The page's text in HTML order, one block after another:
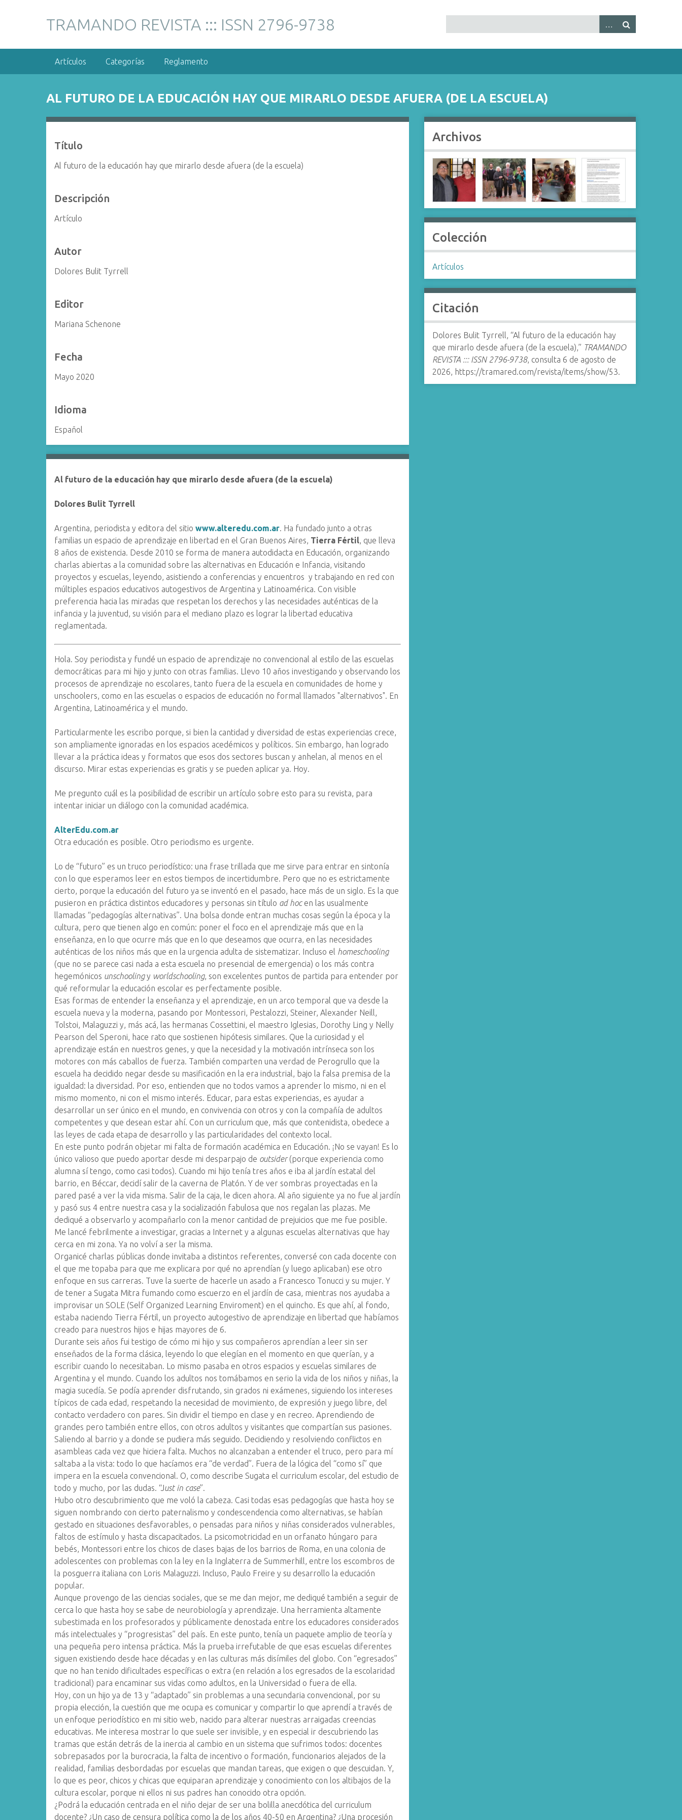
TRAMANDO REVISTA ::: ISSN 2796-9738
Artículos Categorías Reglamento
AL FUTURO DE LA EDUCACIÓN HAY QUE MIRARLO DESDE AFUERA (DE LA ESCUELA)
Título
Al futuro de la educación hay que mirarlo desde afuera (de la escuela)
Descripción
Artículo
Autor
Dolores Bulit Tyrrell
Editor
Mariana Schenone
Fecha
Mayo 2020
Idioma
Español
Al futuro de la educación hay que mirarlo desde afuera (de la escuela)
Dolores Bulit Tyrrell
Argentina, periodista y editora del sitiowww.alteredu.com.ar. Ha fundado junto a otras
familias un espacio de aprendizaje en libertad en el Gran Buenos Aires, Tierra Fértil, que lleva
8 años de existencia. Desde 2010 se forma de manera autodidacta en Educación, organizando
charlas abiertas a la comunidad sobre las alternativas en Educación e Infancia, visitando
proyectos y escuelas, leyendo, asistiendo a conferencias y encuentros y trabajando en red con
múltiples espacios educativos autogestivos de Argentina y Latinoamérica. Con visible
preferencia hacia las miradas que respetan los derechos y las necesidades auténticas de la
infancia y la juventud, su visión para el mediano plazo es lograr la libertad educativa
reglamentada.
Hola. Soy periodista y fundé un espacio de aprendizaje no convencional al estilo de las escuelas
democráticas para mi hijo y junto con otras familias. Llevo 10 años investigando y observando los
procesos de aprendizaje no escolares, tanto fuera de la escuela en comunidades de home y
unschoolers, como en las escuelas o espacios de educación no formal llamados "alternativos". En
Argentina, Latinoamérica y el mundo.
Particularmente les escribo porque, si bien la cantidad y diversidad de estas experiencias crece,
son ampliamente ignoradas en los espacios acedémicos y políticos. Sin embargo, han logrado
llevar a la práctica ideas y formatos que esos dos sectores buscan y anhelan, al menos en el
discurso. Mirar estas experiencias es gratis y se pueden aplicar ya. Hoy.
Me pregunto cuál es la posibilidad de escribir un artículo sobre esto para su revista, para
intentar iniciar un diálogo con la comunidad académica.
AlterEdu.com.ar
Otra educación es posible. Otro periodismo es urgente.
Lo de “futuro” es un truco periodístico: una frase trillada que me sirve para entrar en sintonía
con lo que esperamos leer en estos tiempos de incertidumbre. Pero que no es estrictamente
cierto, porque la educación del futuro ya se inventó en el pasado, hace más de un siglo. Es la que
pusieron en práctica distintos educadores y personas sin título ad hocen las usualmente
llamadas “pedagogías alternativas”. Una bolsa donde entran muchas cosas según la época y la
cultura, pero que tienen algo en común: poner el foco en el aprendizaje más que en la
enseñanza, en lo que ocurre más que en lo que deseamos que ocurra, en las necesidades
auténticas de los niños más que en la urgencia adulta de sistematizar. Incluso el homeschooling
(que no se parece casi nada a esta escuela no presencial de emergencia) o los más contra
hegemónicos unschoolingy worldschooling, son excelentes puntos de partida para entender por
qué reformular la educación escolar es perfectamente posible.
Esas formas de entender la enseñanza y el aprendizaje, en un arco temporal que va desde la
escuela nueva y la moderna, pasando por Montessori, Pestalozzi, Steiner, Alexander Neill,
Tolstoi, Malaguzzi y, más acá, las hermanas Cossettini, el maestro Iglesias, Dorothy Ling y Nelly
Pearson del Speroni, hace rato que sostienen hipótesis similares. Que la curiosidad y el
aprendizaje están en nuestros genes, y que la necesidad y la motivación intrínseca son los
motores con más caballos de fuerza. También comparten una verdad de Perogrullo que la
escuela ha decidido negar desde su masificación en la era industrial, bajo la falsa premisa de la
igualdad: la diversidad. Por eso, entienden que no todos vamos a aprender lo mismo, ni en el
mismo momento, ni con el mismo interés. Educar, para estas experiencias, es ayudar a
desarrollar un ser único en el mundo, en convivencia con otros y con la compañía de adultos
competentes y que desean estar ahí. Con un curriculum que, más que contenidista, obedece a
las leyes de cada etapa de desarrollo y las particularidades del contexto local.
En este punto podrán objetar mi falta de formación académica en Educación. ¡No se vayan! Es lo
único valioso que puedo aportar desde mi desparpajo de outsider(porque experiencia como
alumna sí tengo, como casi todos). Cuando mi hijo tenía tres años e iba al jardín estatal del
barrio, en Béccar, decidí salir de la caverna de Platón. Y de ver sombras proyectadas en la
pared pasé a ver la vida misma. Salir de la caja, le dicen ahora. Al año siguiente ya no fue al jardín
y pasó sus 4 entre nuestra casa y la socialización fabulosa que nos regalan las plazas. Me
dediqué a observarlo y acompañarlo con la menor cantidad de prejuicios que me fue posible.
Me lancé febrilmente a investigar, gracias a Internet y a algunas escuelas alternativas que hay
cerca en mi zona. Ya no volví a ser la misma.
Organicé charlas públicas donde invitaba a distintos referentes, conversé con cada docente con
el que me topaba para que me explicara por qué no aprendían (y luego aplicaban) ese otro
enfoque en sus carreras. Tuve la suerte de hacerle un asado a Francesco Tonucci y su mujer. Y
de tener a Sugata Mitra fumando como escuerzo en el jardín de casa, mientras nos ayudaba a
improvisar un SOLE (Self Organized Learning Enviroment) en el quincho. Es que ahí, al fondo,
estaba naciendo Tierra Fértil, un proyecto autogestivo de aprendizaje en libertad que habíamos
creado para nuestros hijos e hijas mayores de 6.
Durante seis años fui testigo de cómo mi hijo y sus compañeros aprendían a leer sin ser
enseñados de la forma clásica, leyendo lo que elegían en el momento en que querían, y a
escribir cuando lo necesitaban. Lo mismo pasaba en otros espacios y escuelas similares de
Argentina y el mundo. Cuando los adultos nos tomábamos en serio la vida de los niños y niñas, la
magia sucedía. Se podía aprender disfrutando, sin grados ni exámenes, siguiendo los intereses
típicos de cada edad, respetando la necesidad de movimiento, de expresión y juego libre, del
contacto verdadero con pares. Sin dividir el tiempo en clase y en recreo. Aprendiendo de
grandes pero también entre ellos, con otros adultos y visitantes que compartían sus pasiones.
Saliendo al barrio y a donde se pudiera más seguido. Decidiendo y resolviendo conflictos en
asambleas cada vez que hiciera falta. Muchos no alcanzaban a entender el truco, pero para mí
saltaba a la vista: todo lo que hacíamos era “de verdad”. Fuera de la lógica del “como sí” que
impera en la escuela convencional. O, como describe Sugata el curriculum escolar, del estudio de
todo y mucho, por las dudas. “Just in case”.
Hubo otro descubrimiento que me voló la cabeza. Casi todas esas pedagogías que hasta hoy se
siguen nombrando con cierto paternalismo y condescendencia como alternativas, se habían
gestado en situaciones desfavorables, o pensadas para niños y niñas considerados vulnerables,
faltos de estímulo y hasta discapacitados. La psicomotricidad en un orfanato húngaro para
bebés, Montessori entre los chicos de clases bajas de los barrios de Roma, en una colonia de
adolescentes con problemas con la ley en la Inglaterra de Summerhill, entre los escombros de
la posguerra italiana con Loris Malaguzzi. Incluso, Paulo Freire y su desarrollo la educación
popular.
Aunque provengo de las ciencias sociales, que se me dan mejor, me dediqué también a seguir de
cerca lo que hasta hoy se sabe de neurobiología y aprendizaje. Una herramienta altamente
subestimada en los profesorados y públicamente denostada entre los educadores considerados
más intelectuales y “progresistas” del país. En este punto, tenía un paquete amplio de teoría y
una pequeña pero intensa práctica. Más la prueba irrefutable de que esas escuelas diferentes
siguen existiendo desde hace décadas y en las culturas más disímiles del globo. Con “egresados”
que no han tenido dificultades específicas o extra (en relación a los egresados de la escolaridad
tradicional) para encaminar sus vidas como adultos, en la Universidad o fuera de ella.
Hoy, con un hijo ya de 13 y “adaptado” sin problemas a una secundaria convencional, por su
propia elección, la cuestión que me ocupa es comunicar y compartir lo que aprendí a través de
un enfoque periodístico en mi sitio web, nacido para alterar nuestras arraigadas creencias
educativas. Me interesa mostrar lo que suele ser invisible, y en especial ir descubriendo las
tramas que están detrás de la inercia al cambio en un sistema que sufrimos todos: docentes
sobrepasados por la burocracia, la falta de incentivo o formación, funcionarios alejados de la
realidad, familias desbordadas por escuelas que mandan tareas, que exigen o que descuidan. Y,
lo que es peor, chicos y chicas que equiparan aprendizaje y conocimiento con los altibajos de la
cultura escolar, porque ni ellos ni sus padres han conocido otra opción.
¿Podrá la educación centrada en el niño dejar de ser una bolilla anecdótica del curriculum
docente? ¿Un caso de censura política como la de los años 40-50 en Argentina? ¿Una procesión
Archivos
Colección
Artículos
Citación
Dolores Bulit Tyrrell, “Al futuro de la educación hay
que mirarlo desde afuera (de la escuela),” TRAMANDO
REVISTA ::: ISSN 2796-9738, consulta 6 de agosto de
2026, https://tramared.com/revista/items/show/53.